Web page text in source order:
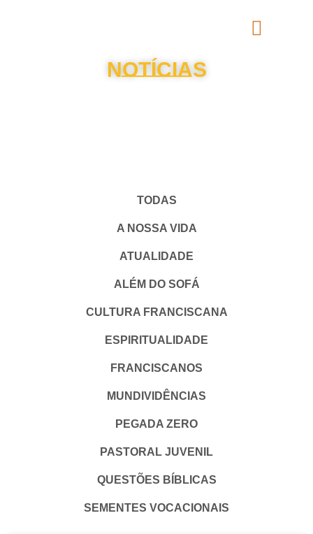
NOTÍCIAS
TODAS
A NOSSA VIDA
ATUALIDADE
ALÉM DO SOFÁ
CULTURA FRANCISCANA
ESPIRITUALIDADE
FRANCISCANOS
MUNDIVIDÊNCIAS
PEGADA ZERO
PASTORAL JUVENIL
QUESTÕES BÍBLICAS
SEMENTES VOCACIONAIS